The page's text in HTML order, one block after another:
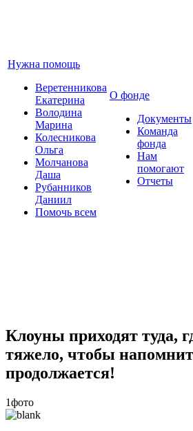
Нужна помощь
Веретенникова
Екатерина
Володина
Марина
Колесникова
Ольга
Молчанова
Даша
Рубанников
Даниил
Помочь всем
О фонде
Документы
Команда
фонда
Нам
помогают
Отчеты
Клоуны приходят туда,
тяжело, чтобы
продолжается!
1фото